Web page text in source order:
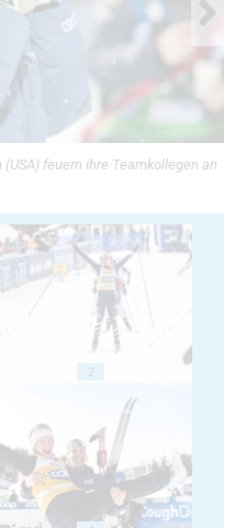
feuern ihre Teamkollegen an
2